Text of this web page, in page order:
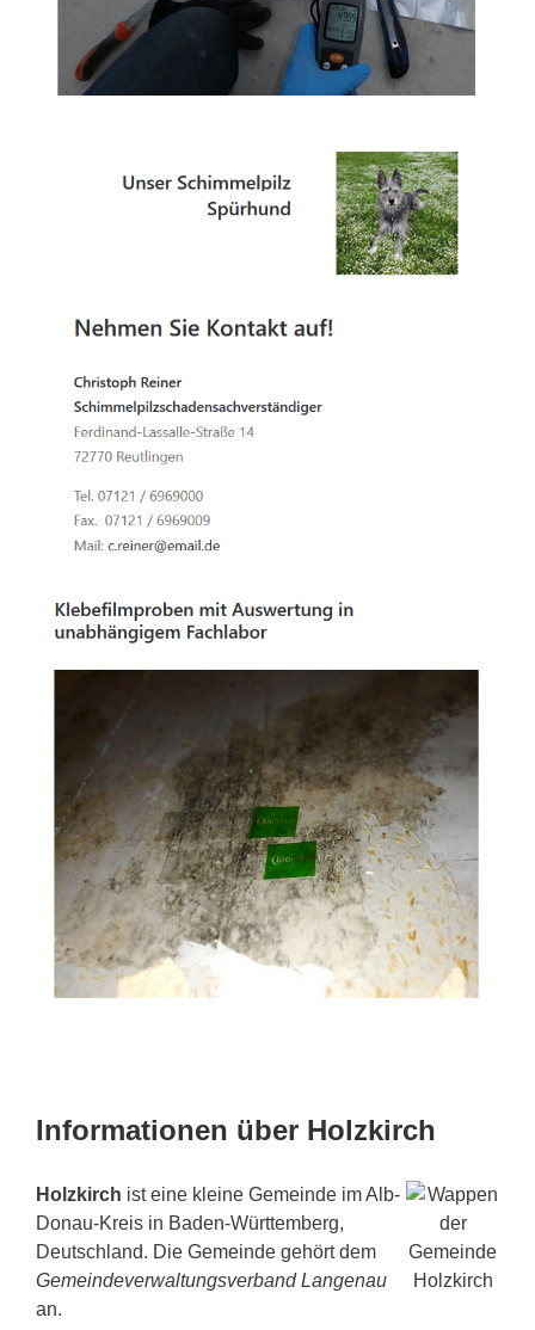
Informationen über Holzkirch
Holzkirch ist eine kleine Gemeinde im Alb-
Donau-Kreis in Baden-Württemberg,
Deutschland. Die Gemeinde gehört dem
Gemeindeverwaltungsverband Langenau
an.